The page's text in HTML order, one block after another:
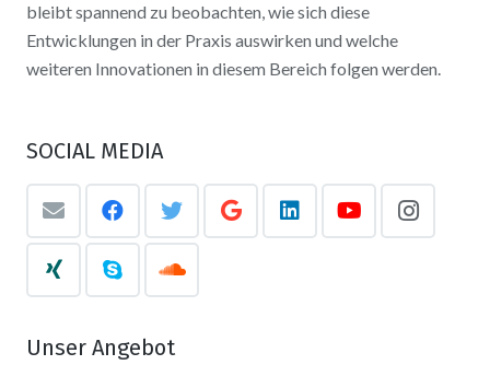
bleibt spannend zu beobachten, wie sich diese
Entwicklungen in der Praxis auswirken und welche
weiteren Innovationen in diesem Bereich folgen werden.
SOCIAL MEDIA
Unser Angebot